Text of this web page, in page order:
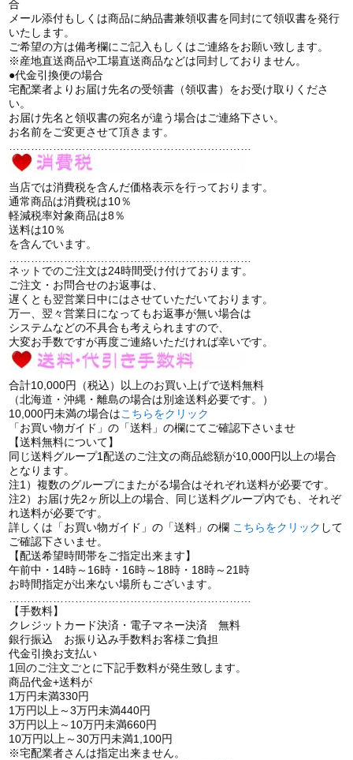
合
メール添付もしくは商品に納品書兼領収書を同封にて領収書を発行
いたします。
ご希望の方は備考欄にご記入もしくはご連絡をお願い致します。
※産地直送商品や工場直送商品などは同封しておりません。
●代金引換便の場合
宅配業者よりお届け先名の受領書（領収書）をお受け取りくださ
い。
お届け先名と領収書の宛名が違う場合はご連絡下さい。
お名前をご変更させて頂きます。
当店では消費税を含んだ価格表示を行っております。
通常商品は消費税は10％
軽減税率対象商品は8％
送料は10％
を含んでいます。
ネットでのご注文は24時間受け付けております。
ご注文・お問合せのお返事は、
遅くとも翌営業日中にはさせていただいております。
万一、翌々営業日になってもお返事が無い場合は
システムなどの不具合も考えられますので、
大変お手数ですが再度ご連絡いただければ幸いです。
合計10,000円（税込）以上のお買い上げで送料無料
（北海道・沖縄・離島の場合は別途送料必要です。）
10,000円未満の場合はこちらをクリック
「お買い物ガイド」の「送料」の欄にてご確認下さいませ
【送料無料について】
同じ送料グループ1配送のご注文の商品総額が10,000円以上の場合
となります。
注1）複数のグループにまたがる場合はそれぞれ送料が必要です。
注2）お届け先2ヶ所以上の場合、同じ送料グループ内でも、それぞ
れ送料が必要です。
詳しくは「お買い物ガイド」の「送料」の欄 こちらをクリック して
ご確認下さいませ。
【配送希望時間帯をご指定出来ます】
午前中・14時～16時・16時～18時・18時～21時
お時間指定が出来ない場所もございます。
【手数料】
クレジットカード決済・電子マネー決済 無料
銀行振込 お振り込み手数料お客様ご負担
代金引換お支払い
1回のご注文ごとに下記手数料が発生致します。
商品代金+送料が
1万円未満330円
1万円以上～3万円未満440円
3万円以上～10万円未満660円
10万円以上～30万円未満1,100円
※宅配業者さんは指定出来ません。